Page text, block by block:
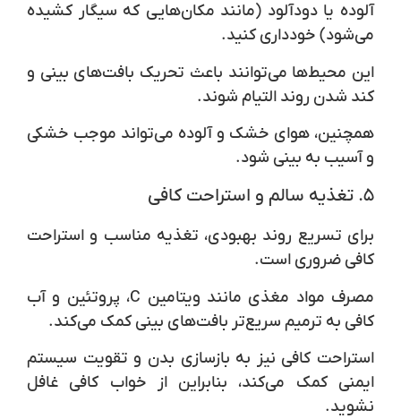
آلوده یا دودآلود (مانند مکان‌هایی که سیگار کشیده
می‌شود) خودداری کنید.
این محیط‌ها می‌توانند باعث تحریک بافت‌های بینی و
کند شدن روند التیام شوند.
همچنین، هوای خشک و آلوده می‌تواند موجب خشکی
و آسیب به بینی شود.
۵. تغذیه سالم و استراحت کافی
برای تسریع روند بهبودی، تغذیه مناسب و استراحت
کافی ضروری است.
مصرف مواد مغذی مانند ویتامین C، پروتئین و آب
کافی به ترمیم سریع‌تر بافت‌های بینی کمک می‌کند.
استراحت کافی نیز به بازسازی بدن و تقویت سیستم
ایمنی کمک می‌کند، بنابراین از خواب کافی غافل
نشوید.